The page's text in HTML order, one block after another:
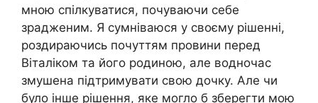
мною спілкуватися, почуваючи себе
зрадженим. Я сумніваюся у своєму рішенні,
роздираючись почуттям провини перед
Віталіком та його родиною, але водночас
змушена підтримувати свою дочку. Але чи
було інше рішення, яке могло б зберегти мою